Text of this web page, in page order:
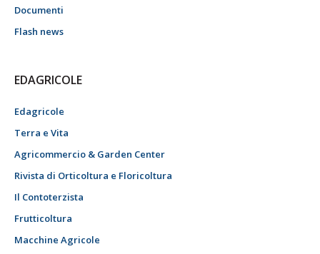
Documenti
Flash news
EDAGRICOLE
Edagricole
Terra e Vita
Agricommercio & Garden Center
Rivista di Orticoltura e Floricoltura
Il Contoterzista
Frutticoltura
Macchine Agricole